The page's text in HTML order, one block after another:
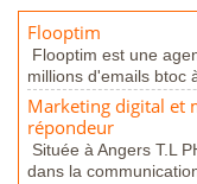
Flooptim
Flooptim est une
millions d'emails btoc
Marketing digital et
répondeur
Située à Angers T.L
dans la